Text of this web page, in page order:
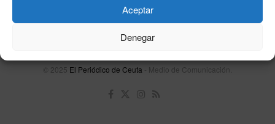
Aceptar
Denegar
© 2025 El Periódico de Ceuta - Medio de Comunicación